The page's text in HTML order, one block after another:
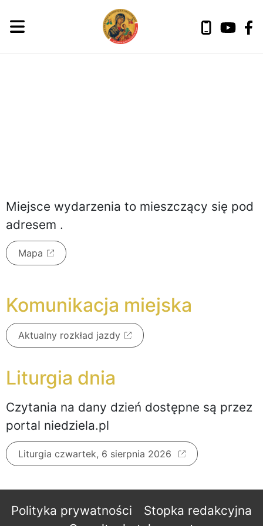
Miejsce wydarzenia to mieszczący się pod
adresem .
Mapa
Komunikacja miejska
Aktualny rozkład jazdy
Liturgia dnia
Czytania na dany dzień dostępne są przez
portal niedziela.pl
Liturgia czwartek, 6 sierpnia 2026
Polityka prywatności
Stopka redakcyjna